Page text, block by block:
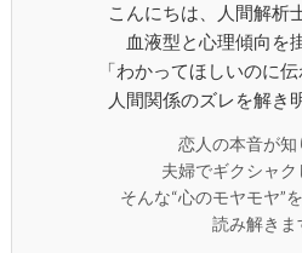
こんにちは、人間解析
血液型と心理傾向を
「わかってほしいのに
人間関係のズレを解き
恋人の本音が知
夫婦でギクシャク
そんな“心のモヤモヤ”
読み解きま